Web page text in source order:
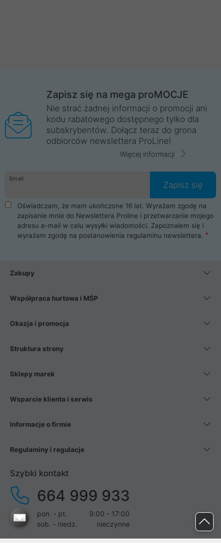
Zapisz się na mega proMOCJE
Nie strać żadnej informacji o promocji ani
kodu rabatowego dostępnego tylko dla
subskrybentów. Dołącz teraz do grona
odbiorców newslettera ProLine!
Więcej informacji
Email
Zapisz się
Oświadczam, że mam ukończone 16 lat. Wyrażam zgodę na
zapisanie mnie do Newslettera Proline i przetwarzanie mojego
adresu e-mail w celu wysyłki wiadomości. Zapoznałem się i
wyrażam zgodę na postanowienia regulaminu newslettera.
Zakupy
Współpraca hurtowa i MŚP
Okazja i promocja
Struktura strony
Sklepy marek
Wsparcie klienta i serwis
Informacje o firmie
Regulaminy i regulacje
Szybki kontakt
664 999 933
pon. - pt.
9:00 - 17:00
sob. - niedz.
nieczynne